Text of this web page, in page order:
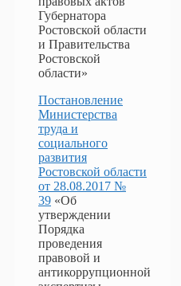
Губернатора
Ростовской области
и Правительства
Ростовской
области»
Постановление
Министерства
труда и
социального
развития
Ростовской области
от 28.08.2017 №
39 «Об
утверждении
Порядка
проведения
правовой и
антикоррупционной